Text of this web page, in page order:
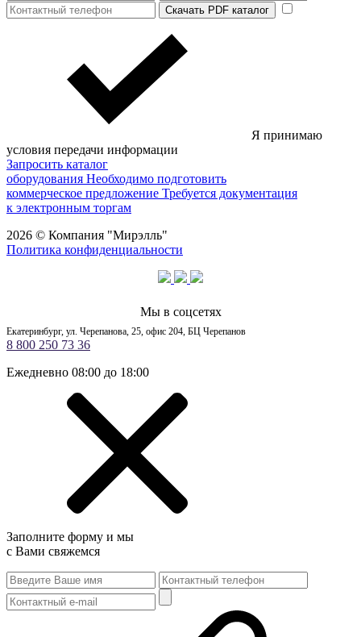
Скачать PDF каталог
Я принимаю
условия передачи информации
Запросить каталог
оборудования Необходимо подготовить
коммерческое предложение Требуется документация
к электронным торгам
2026 © Компания "Мирэлль"
Политика конфиденциальности
Мы в соцсетях
Екатеринбург, ул. Черепанова, 25, офис 204, БЦ Черепанов
8 800 250 73 36
Ежедневно 08:00 до 18:00
Заполните форму и мы
с Вами свяжемся